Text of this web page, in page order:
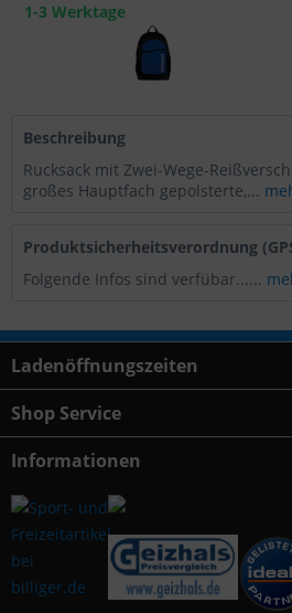
1-3 Werktage
Beschreibung
Rucksack mit Zwei-Wege-
großes Hauptfach gepolsterte,...
Produktsicherheitsverordnung
Folgende Infos sind verfübar......
Ladenöffnungszeiten
Shop Service
Informationen